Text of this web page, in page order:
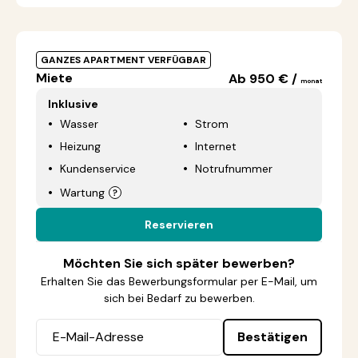
GANZES APARTMENT VERFÜGBAR
Miete Ab 950 € / monat
Inklusive
Wasser
Strom
Heizung
Internet
Kundenservice
Notrufnummer
Wartung
Reservieren
Möchten Sie sich später bewerben?
Erhalten Sie das Bewerbungsformular per E-Mail, um
sich bei Bedarf zu bewerben.
Bestätigen